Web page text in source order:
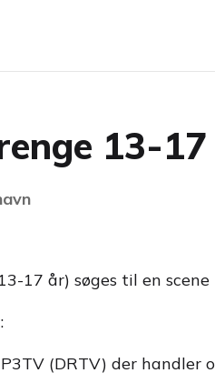
13-
17 år) søges til en
(DRTV) der